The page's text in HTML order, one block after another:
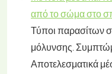
από το σώμα στο
Τύποι παρασίτων
μόλυνσης.
Αποτελεσματικά